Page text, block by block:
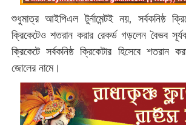
শুধুমাত্র আইপিএল টুর্নামেন্টই নয়, সর্বকনিষ্ঠ
ক্রিকেটেও শতরান করার রেকর্ড গড়লেন বৈভব
ক্রিকেটে সর্বকনিষ্ঠ ক্রিকেটার হিসেবে শতরান
জোলের নামে।